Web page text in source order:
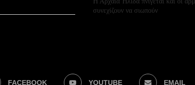
συνεχίζουν να σιωπούν
FACEBOOK YOUTUBE EMAIL